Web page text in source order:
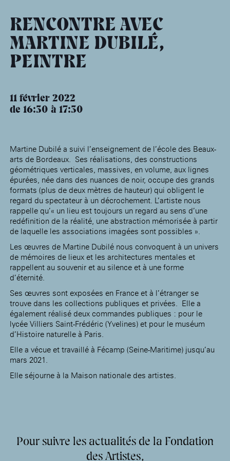
RENCONTRE AVEC
MARTINE DUBILÉ,
PEINTRE
11 février 2022
de 16:30
17:30
Martine Dubilé a suivi l’enseignement de l’école des Beaux-
arts de Bordeaux. Ses réalisations, des constructions
géométriques verticales, massives, en volume, aux lignes
épurées, née dans des nuances de noir, occupe des grands
formats (plus de deux mètres de hauteur) qui obligent le
regard du spectateur à un décrochement. L’artiste nous
rappelle qu’« un lieu est toujours un regard au sens d’une
redéfinition de la réalité, une abstraction mémorisée à partir
de laquelle les associations imagées sont possibles ».
Les œuvres de Martine Dubilé nous convoquent à un univers
de mémoires de lieux et les architectures mentales et
rappellent au souvenir et au silence et à une forme
d’éternité.
Ses œuvres sont exposées en France et à l’étranger se
trouve dans les collections publiques et privées. Elle a
également réalisé deux commandes publiques : pour le
lycée Villiers Saint-Frédéric (Yvelines) et pour le muséum
d’Histoire naturelle à Paris.
Elle a vécue et travaillé à Fécamp (Seine-Maritime) jusqu’au
mars 2021.
Elle séjourne à la Maison nationale des artistes.
Pour suivre les actualités de la Fondation
des Artistes,
Jardin public de l’Hôtel
Salomon de Rothschild